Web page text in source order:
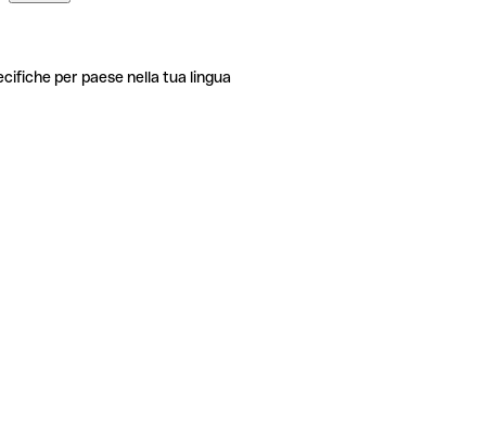
per paese nella tua lingua